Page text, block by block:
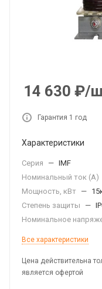
14 630 ₽/
Гарантия 1 год
Характеристики
Серия — IMF
Номинальный ток (А)
Мощность, кВт —
Степень защиты
—
Номинальное
Все характеристики
Цена действительна
является офертой